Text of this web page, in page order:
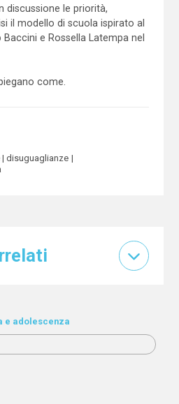
discussione le priorità,
il modello di scuola ispirato al
e Rossella Latempa nel
come.
disuguaglianze
e adolescenza